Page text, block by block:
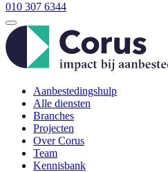
010 307 6344
Aanbestedingshulp
Alle diensten
Branches
Projecten
Over Corus
Team
Kennisbank